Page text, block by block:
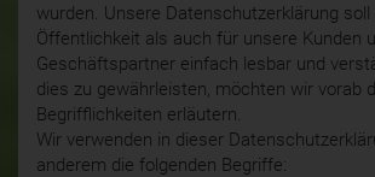
wurden. Unsere Datenschutzerklärung
Öffentlichkeit als auch für unsere Kunden
Geschäftspartner einfach lesbar und
dies zu gewährleisten, möchten wir vorab
Begrifflichkeiten erläutern.
Wir verwenden in dieser
anderem die folgenden Begriffe: